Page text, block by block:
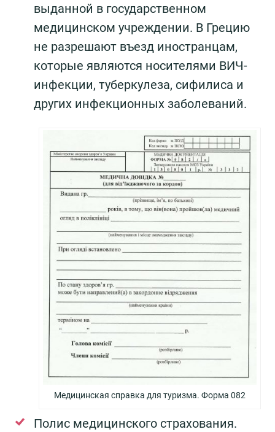
выданной в государственном
медицинском учреждении. В Грецию
не разрешают въезд иностранцам,
которые являются носителями ВИЧ-
инфекции, туберкулеза, сифилиса и
других инфекционных заболеваний.
Медицинская справка для туризма. Форма 082
Полис медицинского страхования.